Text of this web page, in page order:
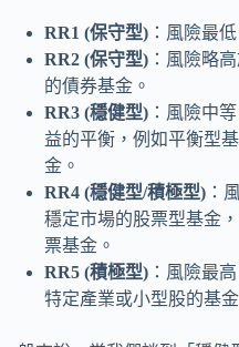
RR1 (保守型) ：風險最
RR2 (保守型) ：風險略
的債券基金。
RR3 (穩健型) ：風險中
益的平衡，例如平衡型
金。
RR4 (穩健型/積極型) ：
穩定市場的股票型基金
票基金。
RR5 (積極型) ：風險最
特定產業或小型股的基金